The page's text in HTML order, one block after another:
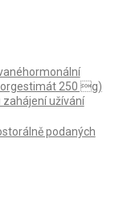
250 g)
užívání
podaných